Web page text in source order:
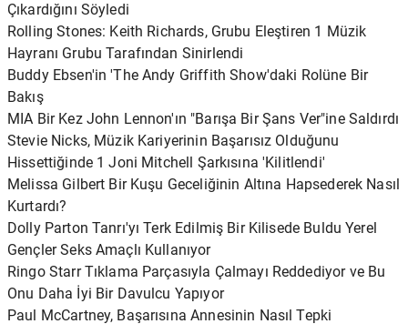
Çıkardığını Söyledi
Rolling Stones: Keith Richards, Grubu Eleştiren 1 Müzik
Hayranı Grubu Tarafından Sinirlendi
Buddy Ebsen'in 'The Andy Griffith Show'daki Rolüne Bir
Bakış
MIA Bir Kez John Lennon'ın "Barışa Bir Şans Ver"ine Saldırdı
Stevie Nicks, Müzik Kariyerinin Başarısız Olduğunu
Hissettiğinde 1 Joni Mitchell Şarkısına 'Kilitlendi'
Melissa Gilbert Bir Kuşu Geceliğinin Altına Hapsederek Nasıl
Kurtardı?
Dolly Parton Tanrı'yı ​​Terk Edilmiş Bir Kilisede Buldu Yerel
Gençler Seks Amaçlı Kullanıyor
Ringo Starr Tıklama Parçasıyla Çalmayı Reddediyor ve Bu
Onu Daha İyi Bir Davulcu Yapıyor
Paul McCartney, Başarısına Annesinin Nasıl Tepki